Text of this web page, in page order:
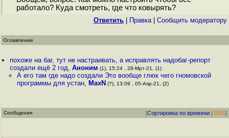
работало? Куда смотреть, где что ковырять?
Ответить Правка| Cообщить модератору
Оглавление
похоже на баг, тут не настраивать, а исправлять надобаг-репорт
создали ещё 2 год,Аноним (1), 15:24 , 28-Мрт-21, (1)
А его там где надо создали Это вообще глюк чего гномовской
программы для устан, MaxN (?), 13:09 , 05-Апр-21, (2)
Сообщения [Сортировка по времени | RSS]